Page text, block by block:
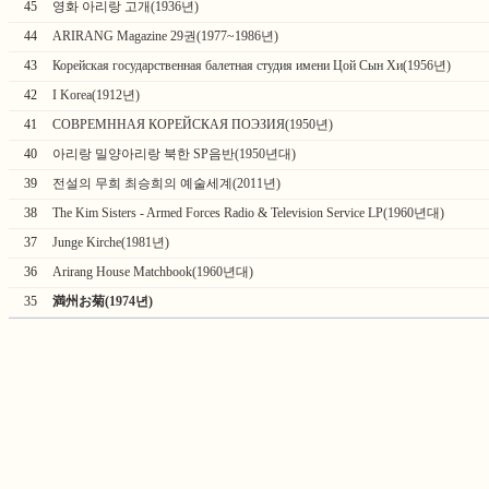
45
영화 아리랑 고개(1936년)
44
ARIRANG Magazine 29권(1977~1986년)
43
Корейская государственная балетная студия имени Цой Сын Хи(1956년)
42
I Korea(1912년)
41
СОВРЕМННАЯ КОРЕЙСКАЯ ПОЭЗИЯ(1950년)
40
아리랑 밀양아리랑 북한 SP음반(1950년대)
39
전설의 무희 최승희의 예술세계(2011년)
38
The Kim Sisters - Armed Forces Radio & Television Service LP(1960년대)
37
Junge Kirche(1981년)
36
Arirang House Matchbook(1960년대)
35
満州お菊(1974년)